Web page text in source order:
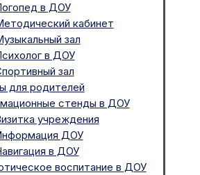
в ДОУ
кабинет
зал
в ДОУ
зал
для родителей
стенды в ДОУ
учреждения
ДОУ
в ДОУ
воспитание в ДОУ